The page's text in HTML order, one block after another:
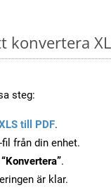
konvertera
steg:
till PDF.
fil från din enhet.
“Konvertera”.
är klar.